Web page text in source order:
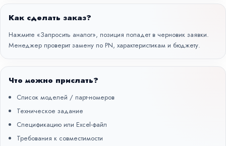
Как сделать заказ?
Нажмите «Запросить аналог», позиция попадет в черновик заявки.
Менеджер проверит замену по PN, характеристикам и бюджету.
Что можно прислать?
Список моделей / парт-номеров
Техническое задание
Спецификацию или Excel-файл
Требования к совместимости